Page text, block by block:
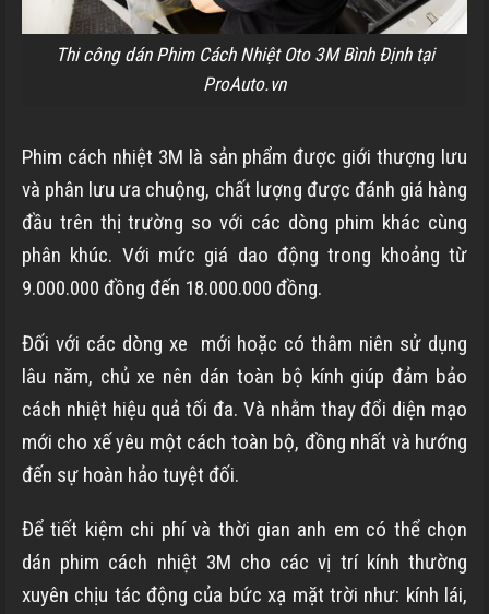
Thi công dán Phim Cách Nhiệt Oto 3M Bình Định tại
ProAuto.vn
Phim cách nhiệt 3M là sản phẩm được giới thượng lưu
và phân lưu ưa chuộng, chất lượng được đánh giá hàng
đầu trên thị trường so với các dòng phim khác cùng
phân khúc. Với mức giá dao động trong khoảng từ
9.000.000 đồng đến 18.000.000 đồng.
Đối với các dòng xe mới hoặc có thâm niên sử dụng
lâu năm, chủ xe nên dán toàn bộ kính giúp đảm bảo
cách nhiệt hiệu quả tối đa. Và nhằm thay đổi diện mạo
mới cho xế yêu một cách toàn bộ, đồng nhất và hướng
đến sự hoàn hảo tuyệt đối.
Để tiết kiệm chi phí và thời gian anh em có thể chọn
dán phim cách nhiệt 3M cho các vị trí kính thường
xuyên chịu tác động của bức xạ mặt trời như: kính lái,